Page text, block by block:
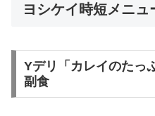
ヨシケイ時短メニ
Yデリ「カレイのたっ
副食